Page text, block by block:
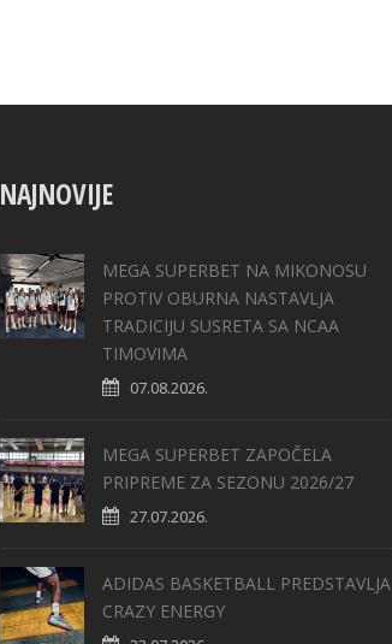
NAJNOVIJE
MEGA SUPERBET NA MIKONOSU
PROTIV OBURNA NASTAVLJA
TRADICIJU SUSRETA SA NCAA
TIMOVIMA
07.08.2026.
MEGA SUPERBET ZAPOČELA
PRIPREME ZA SEZONU 2026/27
27.07.2026.
ADIDAS BASKETBALL PREDSTAVLJA
CRAZY ENERGY